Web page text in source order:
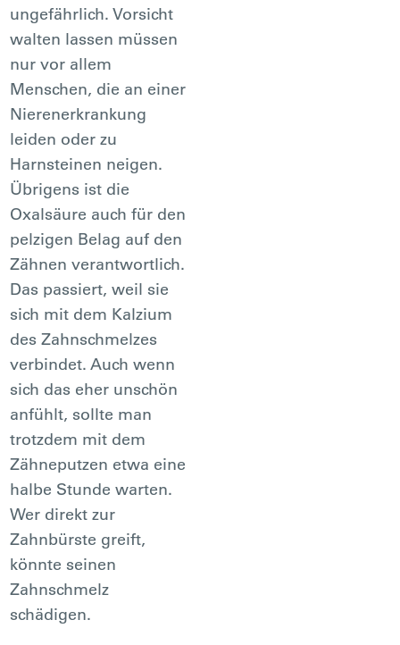
ungefährlich. Vorsicht
walten lassen müssen
nur vor allem
Menschen, die an einer
Nierenerkrankung
leiden oder zu
Harnsteinen neigen.
Übrigens ist die
Oxalsäure auch für den
pelzigen Belag auf den
Zähnen verantwortlich.
Das passiert, weil sie
sich mit dem Kalzium
des Zahnschmelzes
verbindet. Auch wenn
sich das eher unschön
anfühlt, sollte man
trotzdem mit dem
Zähneputzen etwa eine
halbe Stunde warten.
Wer direkt zur
Zahnbürste greift,
könnte seinen
Zahnschmelz
schädigen.